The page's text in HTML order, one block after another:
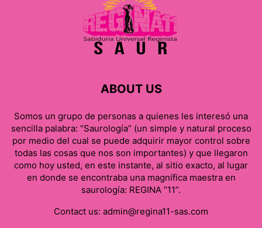
ABOUT US
Somos un grupo de personas a quienes les interesó una
sencilla palabra: “Saurología” (un simple y natural proceso
por medio del cual se puede adquirir mayor control sobre
todas las cosas que nos son importantes) y que llegaron
como hoy usted, en este instante, al sitio exacto, al lugar
en donde se encontraba una magnífica maestra en
saurología: REGINA “11”.
Contact us: admin@regina11-sas.com